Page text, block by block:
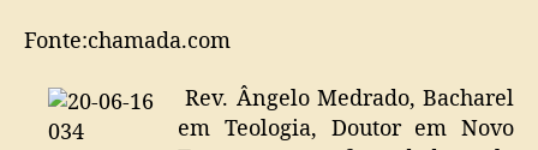
Fonte:chamada.com
Rev. Ângelo Medrado, Bacharel
em Teologia, Doutor em Novo